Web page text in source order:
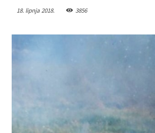
18. lipnja 2018. 3856